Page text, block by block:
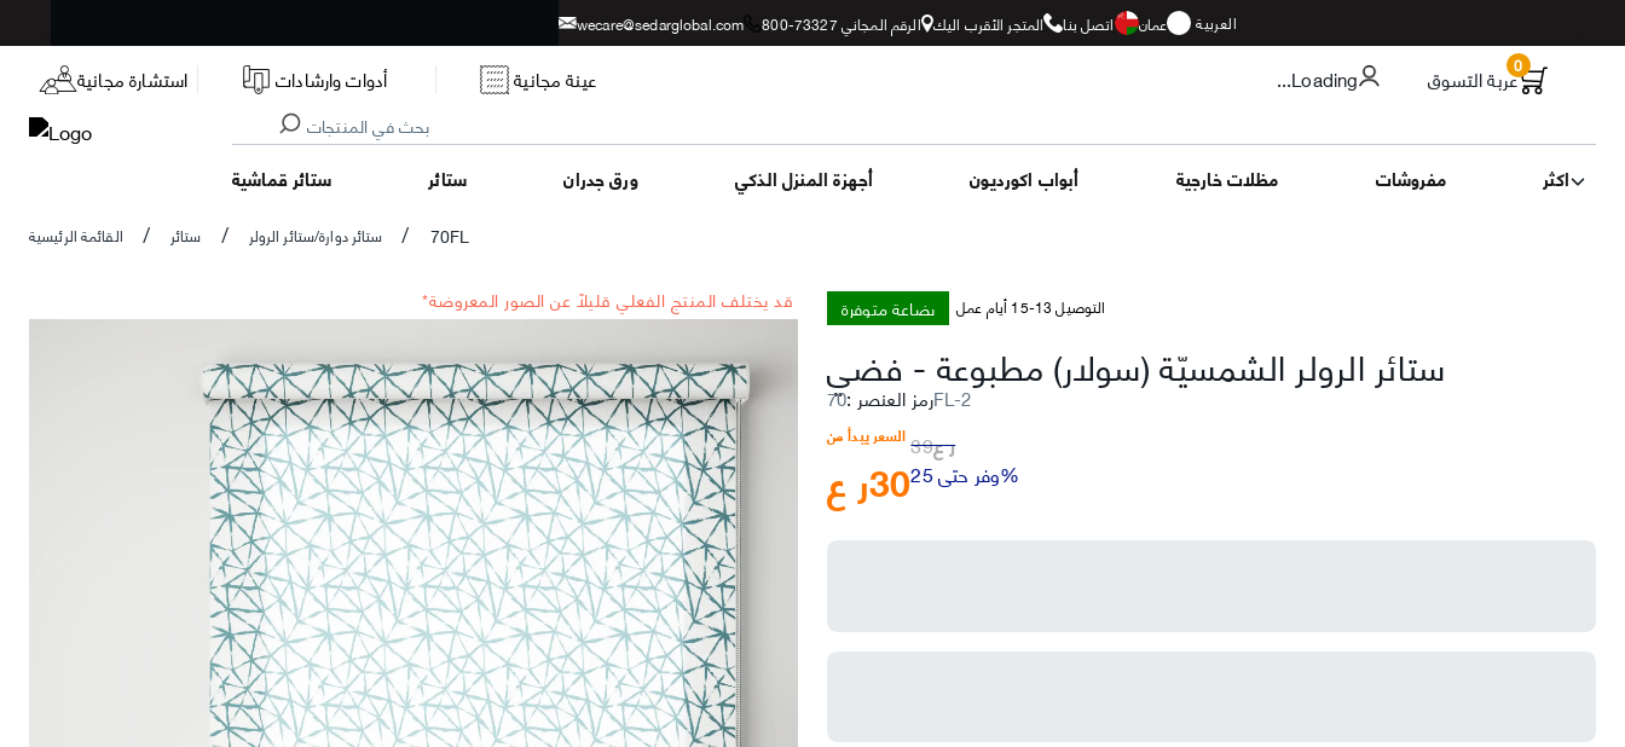
wecare@sedarglobal.com الرقم المجاني 73327-800 المتجر الأقرب اليك اتصل بنا عمان العربية
استشارة مجانية أدوات وارشادات عينة مجانية ...Loading عربة التسوق0
ستائر قماشية ستائر ورق جدران أجهزة المنزل الذكي أبواب اكورديون مظلات خارجية مفروشات اكثر
القائمة الرئيسية / ستائر / ستائر دوارة/ستائر الرولر / 70FL
*قد يختلف المنتج الفعلي قليلاً عن الصور المعروضة بضاعة متوفرة التوصيل 13-15 أيام عمل
ستائر الرولر الشمسيّة (سولار) مطبوعة- فضي
رمز العنصر : 70FL-2
السعر يبدأ من
ر ع30
ر ع39
وفر حتى 25%